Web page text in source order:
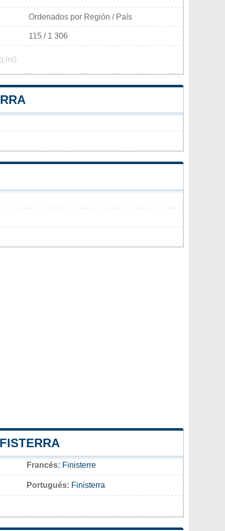
Ordenados por Región / País
115 / 1 306
mi)
Francés: Finisterre
Portugués: Finisterra